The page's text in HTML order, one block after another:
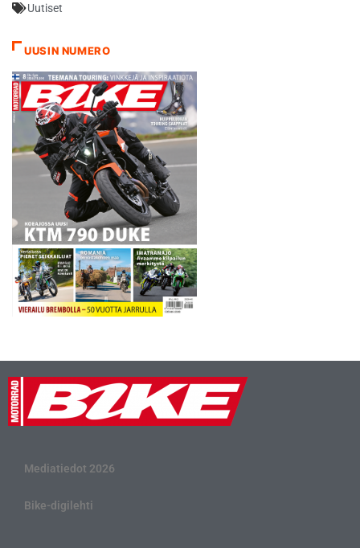
Uutiset
UUSIN NUMERO
Mediatiedot 2026
Bike-digilehti